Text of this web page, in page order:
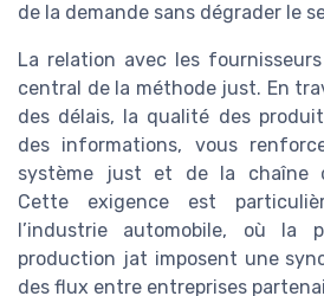
de la demande sans dégrader le
La relation avec les
central de la méthode just. En
des délais, la qualité des
des informations, vous
système just et de la chaîne
Cette exigence est
l’industrie automobile, où
production jat imposent une
des flux entre entreprises